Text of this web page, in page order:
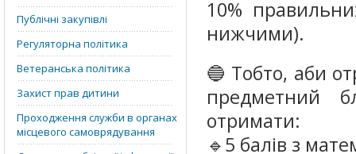
Публічні закупівлі
Регуляторна політика
Ветеранська політика
Захист прав дитини
Проходження служби в органах
місцевого самоврядування
10%
нижчими).
🔵 Тобто, аби
предметний
отримати:
🔹5 балів з